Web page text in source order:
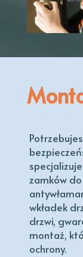
zamków
wkładek
drzwi,
montaż,
ochrony.